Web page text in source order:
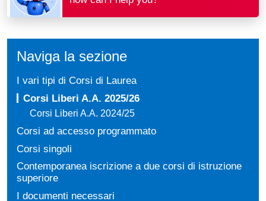
Naviga la sezione
I vari tipi di Corsi di Laurea
Corsi Liberi A.A. 2025/26
Corsi Liberi A.A. 2024/25
Corsi ad accesso programmato
Corsi singoli
Contemporanea iscrizione a due corsi di istruzione
superiore
I documenti necessari